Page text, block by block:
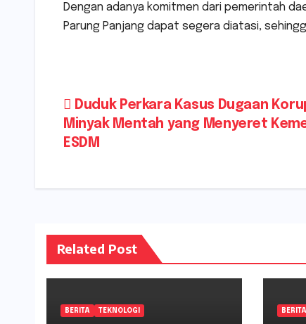
Dengan adanya komitmen dari pemerintah
Parung Panjang dapat segera diatasi,
Navigasi
pos
Duduk Perkara Kasus Dugaan
Minyak Mentah yang Menyeret
ESDM
Related Post
BERITA TEKNOLOGI BERITA